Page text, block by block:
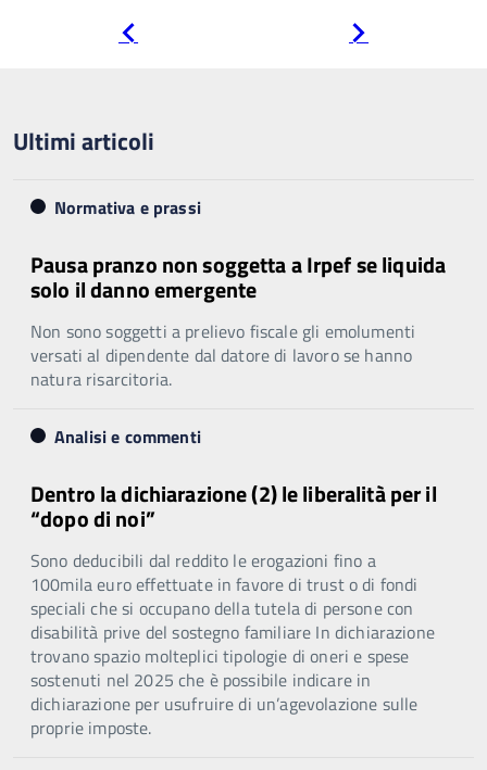
Ultimi articoli
Normativa e prassi
Pausa pranzo non soggetta a Irpef se liquida
solo il danno emergente
Non sono soggetti a prelievo fiscale gli emolumenti
versati al dipendente dal datore di lavoro se hanno
natura risarcitoria.
Analisi e commenti
Dentro la dichiarazione (2) le liberalità per il
“dopo di noi”
Sono deducibili dal reddito le erogazioni fino a
100mila euro effettuate in favore di trust o di fondi
speciali che si occupano della tutela di persone con
disabilità prive del sostegno familiare In dichiarazione
trovano spazio molteplici tipologie di oneri e spese
sostenuti nel 2025 che è possibile indicare in
dichiarazione per usufruire di un’agevolazione sulle
proprie imposte.